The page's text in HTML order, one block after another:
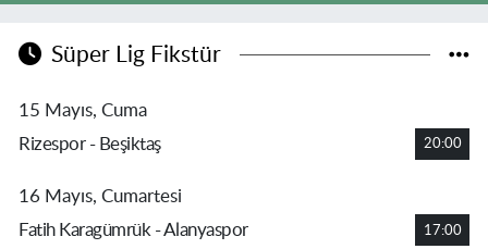
Süper Lig Fikstür
15 Mayıs, Cuma
Rizespor - Beşiktaş
20:00
16 Mayıs, Cumartesi
Fatih Karagümrük - Alanyaspor
17:00